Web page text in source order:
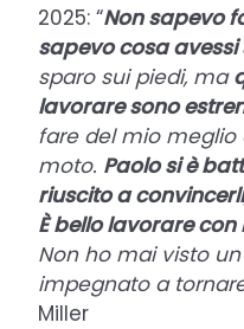
2025: “Non sapevo
sapevo cosa
sparo sui piedi, ma
lavorare sono
fare del mio meglio
moto. Paolo si è
riuscito a
È bello lavorare
Non ho mai visto
impegnato a
Miller